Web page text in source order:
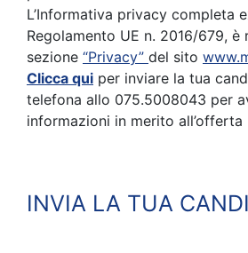
L’Informativa privacy completa
Regolamento UE n. 2016/679, è
sezione “Privacy” del sito
Clicca qui per inviare la tua
telefona allo 075.5008043 per
informazioni in merito all’offerta
INVIA LA TUA